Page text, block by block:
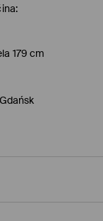
179 cm